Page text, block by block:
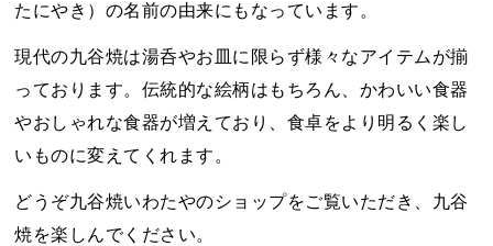
たにやき）の名前の由来にもなっています。
現代の九谷焼は湯呑やお皿に限らず様々なアイテムが揃
っております。伝統的な絵柄はもちろん、かわいい食器
やおしゃれな食器が増えており、食卓をより明るく楽し
いものに変えてくれます。
どうぞ九谷焼いわたやのショップをご覧いただき、九谷
焼を楽しんでください。